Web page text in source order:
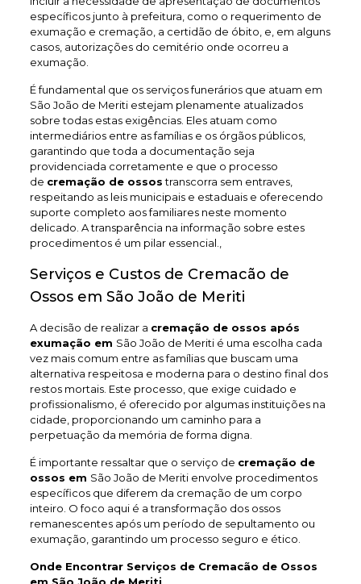
específicos junto à prefeitura, como o requerimento de
exumação e cremação, a certidão de óbito, e, em alguns
casos, autorizações do cemitério onde ocorreu a
exumação.
É fundamental que os serviços funerários que atuam em
São João de Meriti estejam plenamente atualizados
sobre todas estas exigências. Eles atuam como
intermediários entre as famílias e os órgãos públicos,
garantindo que toda a documentação seja
providenciada corretamente e que o processo
de cremação de ossostranscorra sem entraves,
respeitando as leis municipais e estaduais e oferecendo
suporte completo aos familiares neste momento
delicado. A transparência na informação sobre estes
procedimentos é um pilar essencial.,
Serviços e Custos de Cremacão de
Ossos em São João de Meriti
A decisão de realizar a cremação de ossos após
exumação em São João de Meriti é uma escolha cada
vez mais comum entre as famílias que buscam uma
alternativa respeitosa e moderna para o destino final dos
restos mortais. Este processo, que exige cuidado e
profissionalismo, é oferecido por algumas instituições na
cidade, proporcionando um caminho para a
perpetuação da memória de forma digna.
É importante ressaltar que o serviço de cremação de
ossos em São João de Meriti envolve procedimentos
específicos que diferem da cremação de um corpo
inteiro. O foco aqui é a transformação dos ossos
remanescentes após um período de sepultamento ou
exumação, garantindo um processo seguro e ético.
Onde Encontrar Serviços de Cremacão de Ossos